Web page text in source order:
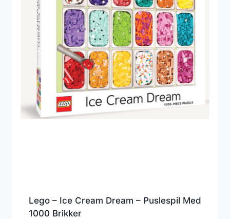
Lego – Ice Cream Dream – Puslespil Med
1000 Brikker